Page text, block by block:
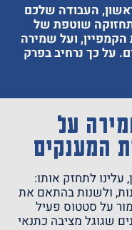
העבודה שלכם
שוטפת של
ועל שמירה
על כך נרחיב בפרק
על
המענקים
לתחזק אותו:
ולשנות בהתאם את
על סטטוס פעיל
שגוגל מציבה כתנאי